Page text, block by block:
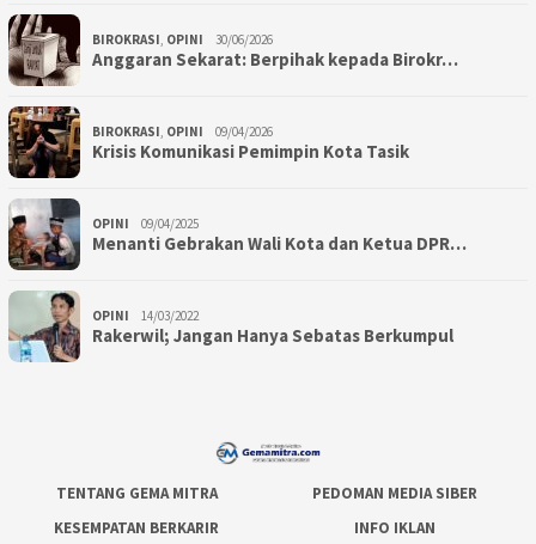
BIROKRASI OPINI 30/06/2026
Anggaran Sekarat: Berpihak kepada Birokr…
BIROKRASI OPINI 09/04/2026
Krisis Komunikasi Pemimpin Kota Tasik
OPINI 09/04/2025
Menanti Gebrakan Wali Kota dan Ketua DPR…
OPINI 14/03/2022
Rakerwil; Jangan Hanya Sebatas Berkumpul
TENTANG GEMA MITRA
PEDOMAN MEDIA SIBER
KESEMPATAN BERKARIR
INFO IKLAN